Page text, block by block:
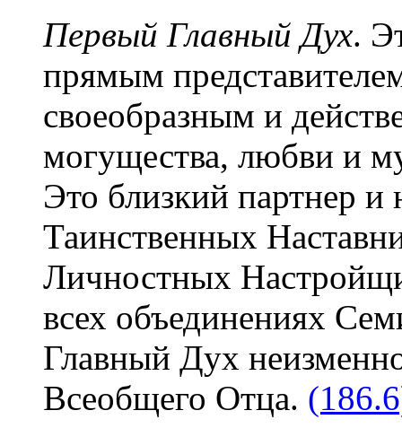
Первый Главный Дух.
прямым
своеобразным и
могущества, любви и
Это близкий партнер и
Таинственных
Личностных
всех объединениях
Главный Дух
Всеобщего Отца.